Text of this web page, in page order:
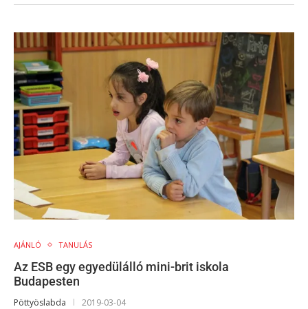
AJÁNLÓ TANULÁS
Az ESB egy egyedülálló mini-brit iskola
Budapesten
Pöttyöslabda 2019-03-04